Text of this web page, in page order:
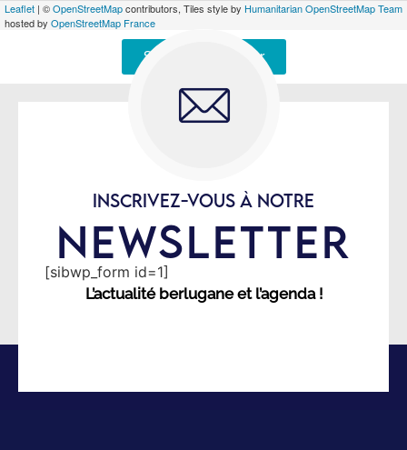
Leaflet | ©OpenStreetMapcontributors, Tiles style by Humanitarian OpenStreetMap Team
hosted by OpenStreetMap France
Signaler une erreur
INSCRIVEZ-VOUS À NOTRE
NEWSLETTER
[sibwp_form id=1]
L’actualité berlugane et l’agenda !